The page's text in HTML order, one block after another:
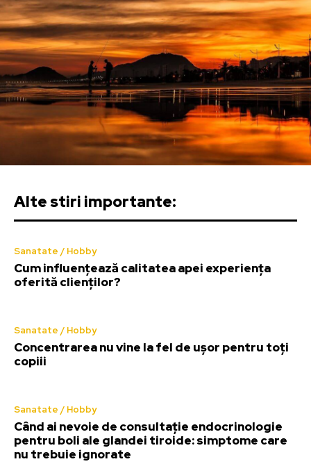
Alte stiri importante:
Sanatate / Hobby
Cum influențează calitatea apei experiența
oferită clienților?
Sanatate / Hobby
Concentrarea nu vine la fel de ușor pentru toți
copiii
Sanatate / Hobby
Când ai nevoie de consultație endocrinologie
pentru boli ale glandei tiroide: simptome care
nu trebuie ignorate